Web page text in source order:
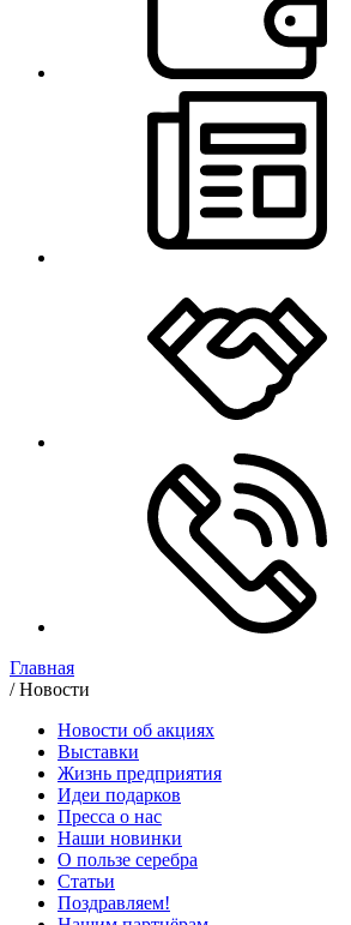
Главная
/Новости
Новости об акциях
Выставки
Жизнь предприятия
Идеи подарков
Пресса о нас
Наши новинки
О пользе серебра
Статьи
Поздравляем!